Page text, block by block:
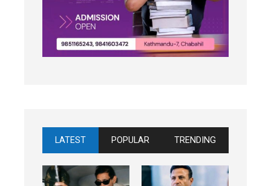
LATEST POPULAR TRENDING